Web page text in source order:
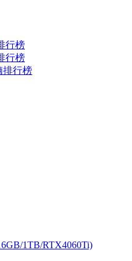
行榜
行榜
排行榜
1TB/RTX4060Ti)